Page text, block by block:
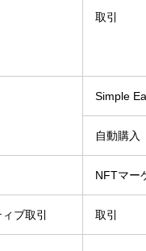
取引
Simple
自動購入
NFTマー
ブ取引 取引